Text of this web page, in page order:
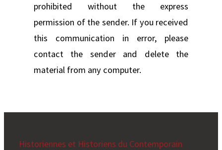
prohibited without the express
permission of the sender. If you received
this communication in error, please
contact the sender and delete the
material from any computer.
Historiennes et Historiens du Contemporain